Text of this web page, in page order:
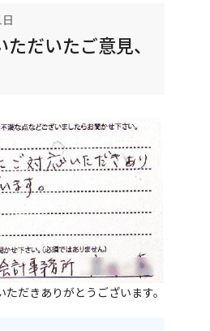
だいたご意見、
だきありがとうございます。